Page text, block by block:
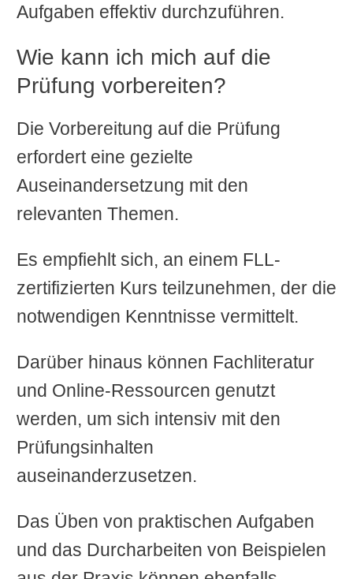
Aufgaben effektiv durchzuführen.
Wie kann ich mich auf die
Prüfung vorbereiten?
Die Vorbereitung auf die Prüfung
erfordert eine gezielte
Auseinandersetzung mit den
relevanten Themen.
Es empfiehlt sich, an einem FLL-
zertifizierten Kurs teilzunehmen, der die
notwendigen Kenntnisse vermittelt.
Darüber hinaus können Fachliteratur
und Online-Ressourcen genutzt
werden, um sich intensiv mit den
Prüfungsinhalten
auseinanderzusetzen.
Das Üben von praktischen Aufgaben
und das Durcharbeiten von Beispielen